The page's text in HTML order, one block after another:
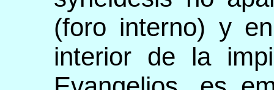
(foro interno) y
interior de la